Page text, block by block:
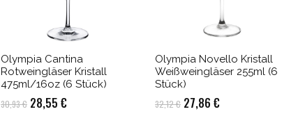
Olympia Cantina
Rotweingläser Kristall
475ml/16oz (6 Stück)
30,93€ Ursprünglicher
28,55 €Aktueller
Olympia Novello Kristall
Weißweingläser 255ml (6
Stück)
32,12€ Ursprünglicher
27,86 €Aktueller